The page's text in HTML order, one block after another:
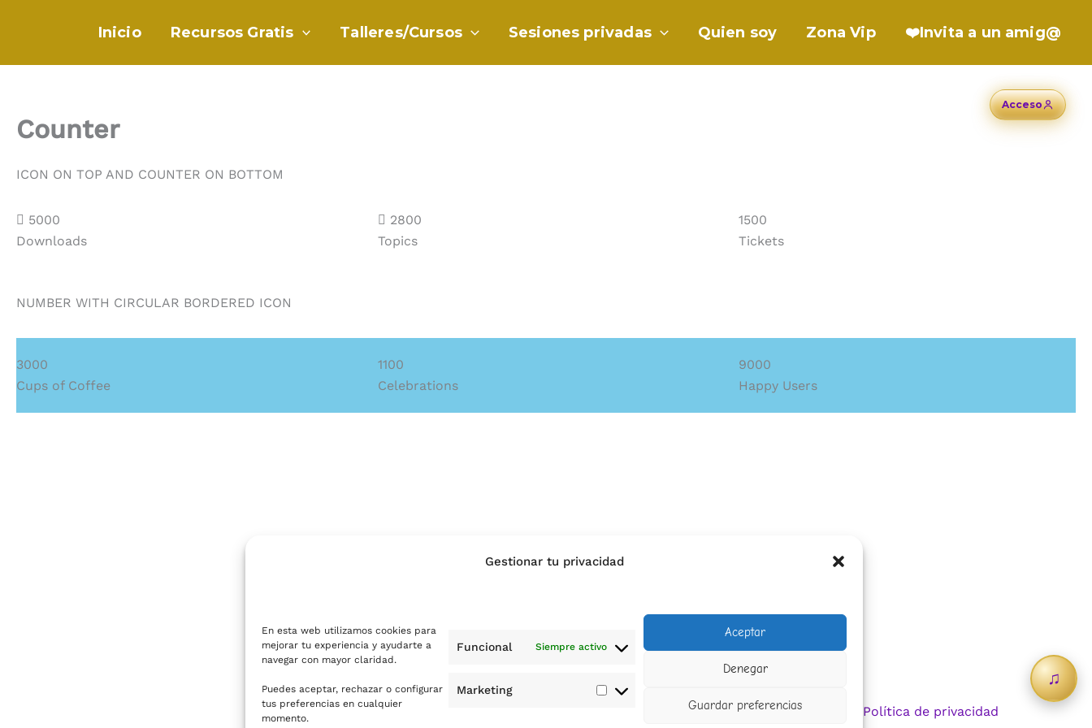
Gestionar tu privacidad
En esta web utilizamos cookies para
mejorar tu experiencia y ayudarte a
navegar con mayor claridad.
Puedes aceptar, rechazar o configurar
tus preferencias en cualquier
momento.
Funcional Siempre activo
Marketing
Marketing
Aceptar
Denegar
Guardar preferencias
Inicio Recursos Gratis Talleres/Cursos Sesiones privadas Quien soy Zona Vip ❤️Invita a un amig@
Counter
ICON ON TOP AND COUNTER ON BOTTOM
5000
Downloads
2800
Topics
1500
Tickets
NUMBER WITH CIRCULAR BORDERED ICON
3000
Cups of Coffee
1100
Celebrations
9000
Happy Users
Política de privacidad
Acceso
♫